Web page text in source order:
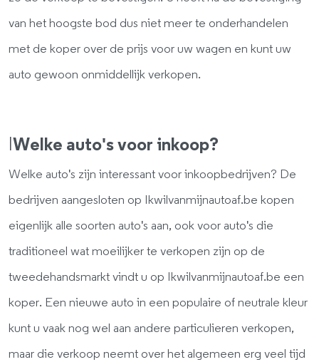
van het hoogste bod dus niet meer te onderhandelen
met de koper over de prijs voor uw wagen en kunt uw
auto gewoon onmiddellijk verkopen.
Welke auto's voor inkoop?
Welke auto's zijn interessant voor inkoopbedrijven? De
bedrijven aangesloten op Ikwilvanmijnautoaf.be kopen
eigenlijk alle soorten auto's aan, ook voor auto's die
traditioneel wat moeilijker te verkopen zijn op de
tweedehandsmarkt vindt u op Ikwilvanmijnautoaf.be een
koper. Een nieuwe auto in een populaire of neutrale kleur
kunt u vaak nog wel aan andere particulieren verkopen,
maar die verkoop neemt over het algemeen erg veel tijd